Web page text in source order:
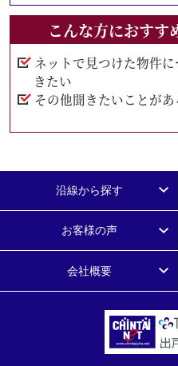
こんな方におすす
ネットで見つけた物件
きたい
その他聞きたいことがあ
沿線から探す
お客様の声
会社概要